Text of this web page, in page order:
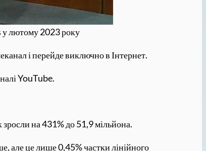
у лютому 2023 року
і перейде виключно в Інтернет.
YouTube.
на 431% до 51,9 мільйона.
але це лише 0,45% частки лінійного